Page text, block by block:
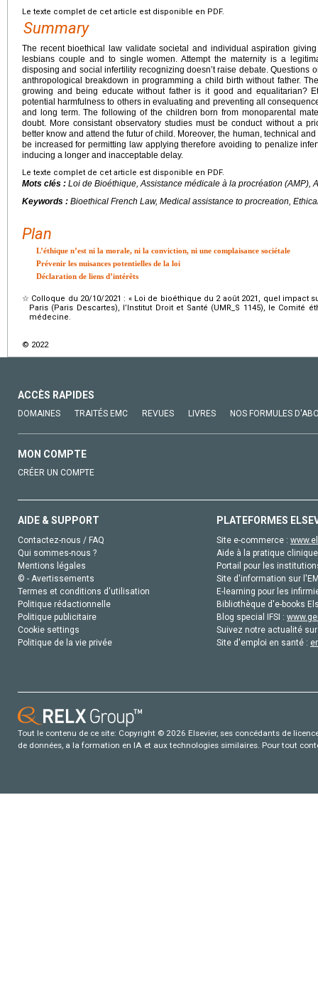
Le texte complet de cet article est disponible en PDF.
Summary
The recent bioethical law validate societal and individual aspiration
lesbians couple and to single women. Attempt the maternity is a
disposing and social infertility recognizing doesn’t raise debate. Questions
anthropological breakdown in programming a child birth without father.
growing and being educate without father is it good and equalitarian?
potential harmfulness to others in evaluating and preventing all
and long term. The following of the children born from monoparental
doubt. More consistant observatory studies must be conduct without a
better know and attend the futur of child. Moreover, the human, technical
be increased for permitting law applying therefore avoiding to penalize
inducing a longer and inacceptable delay.
Le texte complet de cet article est disponible en PDF.
Mots clés : Loi de Bioéthique, Assistance médicale à la procréation (AMP),
Keywords : Bioethical French Law, Medical assistance to procreation,
Plan
L’éthique n’est ni la morale, ni la conviction, ni une complaisance sociétale
Prévenir les nuisances potentielles de la loi
Déclaration de liens d’intérêts
☆ Colloque du 20/10/2021 : « Loi de bioéthique du 2 août 2021, quel impact
Paris (Paris Descartes), l’Institut Droit et Santé (UMR_S 1145), le Comité
médecine.
© 2022
ACCÈS RAPIDES
DOMAINES TRAITÉS EMC REVUES LIVRES NOS FORMULES
MON COMPTE
CRÉER UN COMPTE
AIDE & SUPPORT
Contactez-nous / FAQ
Qui sommes-nous ?
Mentions légales
© - Avertissements
Termes et conditions d'utilisation
Politique rédactionnelle
Politique publicitaire
Cookie settings
Politique de la vie privée
PLATEFORMES
Site e-commerce :
Aide à la pratique
Portail pour les
Site d'information sur
E-learning pour les
Bibliothèque d'e-books
Blog special IFSI :
Suivez notre actualité
Site d'emploi en santé :
Tout le contenu de ce site: Copyright © 2026 Elsevier, ses concédants de
de données, a la formation en IA et aux technologies similaires. Pour tout